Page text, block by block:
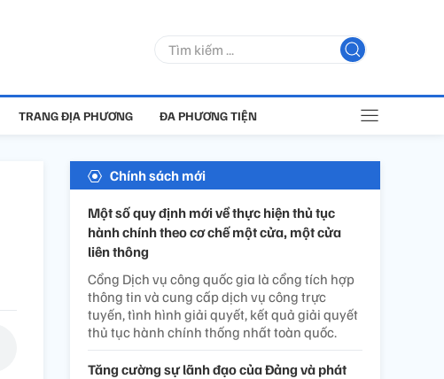
TRANG ĐỊA PHƯƠNG ĐA PHƯƠNG TIỆN
Chính sách mới
Một số quy định mới về thực hiện thủ tục
hành chính theo cơ chế một cửa, một cửa
liên thông
Cổng Dịch vụ công quốc gia là cổng tích hợp
thông tin và cung cấp dịch vụ công trực
tuyến, tình hình giải quyết, kết quả giải quyết
thủ tục hành chính thống nhất toàn quốc.
Tăng cường sự lãnh đạo của Đảng và phát